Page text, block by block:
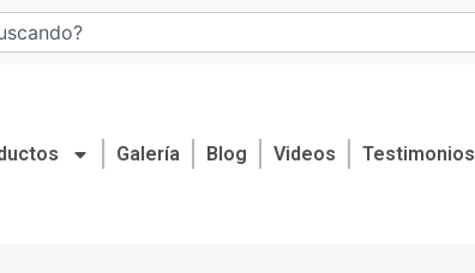
Galería Blog Videos Testimonios